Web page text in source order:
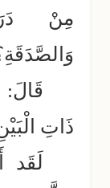
مِنْ
قَالَ:
ذَاتِ
لَقَد